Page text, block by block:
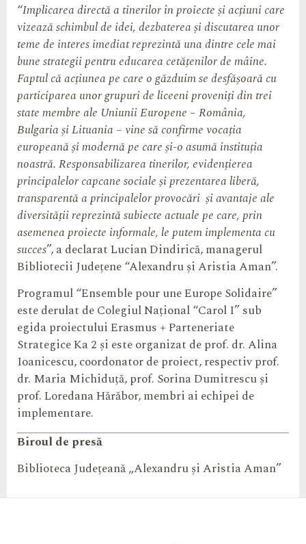
“Implicarea directă a tinerilor în proiecte și acțiuni care
vizează schimbul de idei, dezbaterea și discutarea unor
teme de interes imediat reprezintă una dintre cele mai
bune strategii pentru educarea cetățenilor de mâine.
Faptul că acțiunea pe care o găzduim se desfășoară cu
participarea unor grupuri de liceeni proveniți din trei
state membre ale Uniunii Europene – România,
Bulgaria și Lituania – vine să confirme vocația
europeană și modernă pe care și-o asumă instituția
noastră. Responsabilizarea tinerilor, evidențierea
principalelor capcane sociale și prezentarea liberă,
transparentă a principalelor provocări și avantaje ale
diversității reprezintă subiecte actuale pe care, prin
asemenea proiecte informale, le putem implementa cu
succes”, a declarat Lucian Dindirică, managerul
Bibliotecii Județene “Alexandru și Aristia Aman”.
Programul “Ensemble pour une Europe Solidaire”
este derulat de Colegiul Național “Carol I” sub
egida proiectului Erasmus + Parteneriate
Strategice Ka 2 și este organizat de prof. dr. Alina
Ioanicescu, coordonator de proiect, respectiv prof.
dr. Maria Michiduță, prof. Sorina Dumitrescu și
prof. Loredana Hărăbor, membri ai echipei de
implementare.
Biroul de presă
Biblioteca Județeană „Alexandru și Aristia Aman”